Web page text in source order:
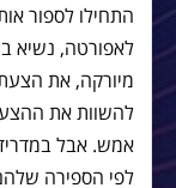
התחילו לספור
לאפורטה, נשיא
להשוות את
אמש. אבל
לפי הספירה